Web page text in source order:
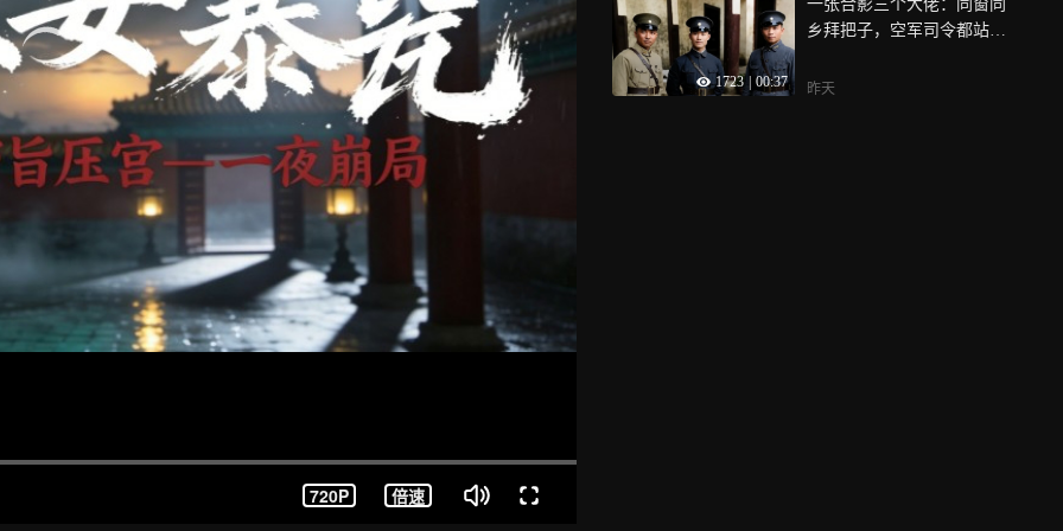
720P 倍速
1723 00:37
一张合影三个大佬：同窗同
乡拜把子，空军司令都站后
昨天